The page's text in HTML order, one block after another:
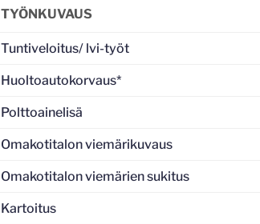
TYÖNKUVAUS
Tuntiveloitus/ lvi-työt
Huoltoautokorvaus*
Polttoainelisä
Omakotitalon viemärikuvaus
Omakotitalon viemärien sukitus
Kartoitus